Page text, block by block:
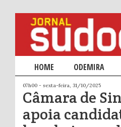
Menu principal
SALTAR PARA O
SALTAR PARA O
HOME ODEMIRA
07h00 - sexta-feira, 31/10/2025
Câmara de
apoia